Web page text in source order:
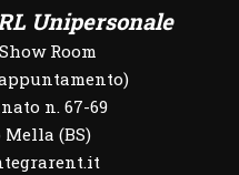
Unipersonale
Room
n. 67-69
Mella (BS)